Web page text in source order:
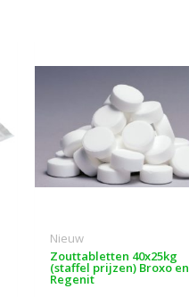
Nieuw
Zouttabletten 40x25kg
(staffel prijzen) Broxo en
Regenit